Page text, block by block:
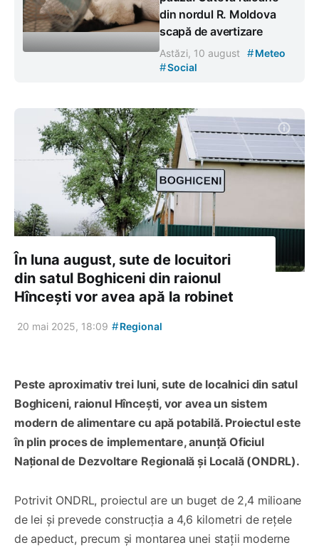
din nordul R. Moldova
scapă de avertizare
Astăzi, 10 august #Meteo
#Social
În luna august, sute de locuitori
din satul Boghiceni din raionul
Hîncești vor avea apă la robinet
20 mai 2025, 18:09 #Regional
Peste aproximativ trei luni, sute de localnici din satul
Boghiceni, raionul Hîncești, vor avea un sistem
modern de alimentare cu apă potabilă. Proiectul este
în plin proces de implementare, anunță Oficiul
Național de Dezvoltare Regională și Locală (ONDRL).
Potrivit ONDRL, proiectul are un buget de 2,4 milioane
de lei și prevede construcția a 4,6 kilometri de rețele
de apeduct, precum și montarea unei stații moderne